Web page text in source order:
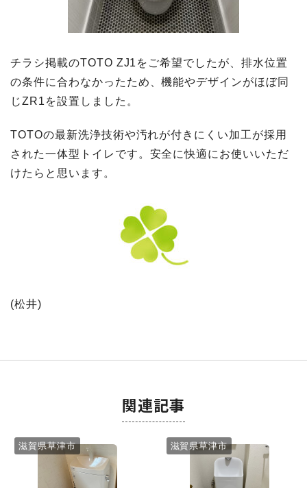
チラシ掲載のTOTO ZJ1をご希望でしたが、排水位置
の条件に合わなかったため、機能やデザインがほぼ同
じZR1を設置しました。
TOTOの最新洗浄技術や汚れが付きにくい加工が採用
された一体型トイレです。安全に快適にお使いいただ
けたらと思います。
(松井)
関連記事
滋賀県草津市 滋賀県草津市